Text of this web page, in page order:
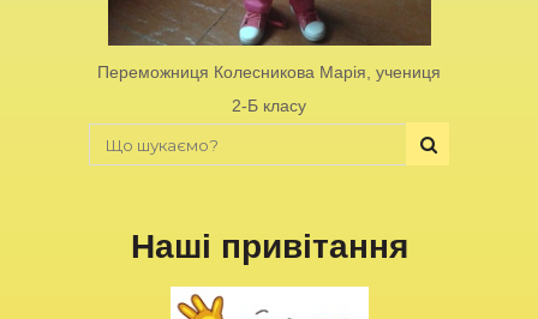
Переможниця Колесникова Марія, учениця
2-Б класу
Наші привітання